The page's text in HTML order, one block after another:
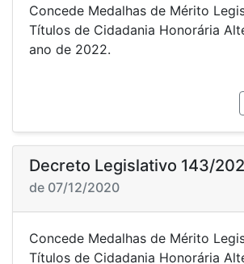
Concede Medalhas de Mérito
Títulos de Cidadania Honorária
ano de
Decreto Legislativo 143/
de 07/12/2020
Concede Medalhas de Mérito
Títulos de Cidadania Honorária